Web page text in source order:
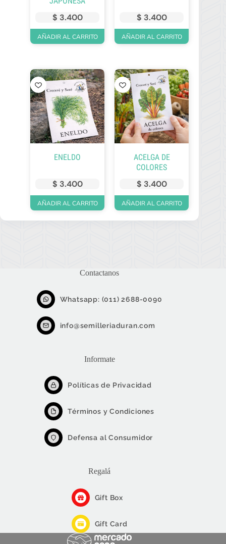
$ 3.400
AÑADIR AL CARRITO
$ 3.400
AÑADIR AL CARRITO
ENELDO
$ 3.400
AÑADIR AL CARRITO
ACELGA DE
COLORES
$ 3.400
AÑADIR AL CARRITO
Contactanos
Whatsapp: (011) 2688-0090
info@semilleriaduran.com
Informate
Políticas de Privacidad
Términos y Condiciones
Defensa al Consumidor
Regalá
Gift Box
Gift Card